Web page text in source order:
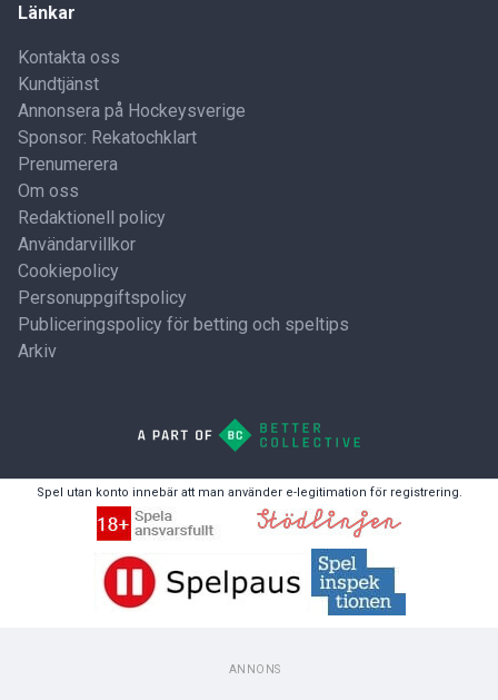
ANNONS
Länkar
Kontakta oss
Kundtjänst
Annonsera på Hockeysverige
Sponsor: Rekatochklart
Prenumerera
Om oss
Redaktionell policy
Användarvillkor
Cookiepolicy
Personuppgiftspolicy
Publiceringspolicy för betting och speltips
Arkiv
Spel utan konto innebär att man använder e-legitimation för registrering.